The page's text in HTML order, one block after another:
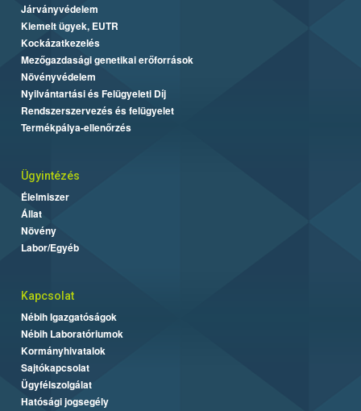
Járványvédelem
Kiemelt ügyek, EUTR
Kockázatkezelés
Mezőgazdasági genetikai erőforrások
Növényvédelem
Nyilvántartási és Felügyeleti Díj
Rendszerszervezés és felügyelet
Termékpálya-ellenőrzés
Ügyintézés
Élelmiszer
Állat
Növény
Labor/Egyéb
Kapcsolat
Nébih Igazgatóságok
Nébih Laboratóriumok
Kormányhivatalok
Sajtókapcsolat
Ügyfélszolgálat
Hatósági jogsegély